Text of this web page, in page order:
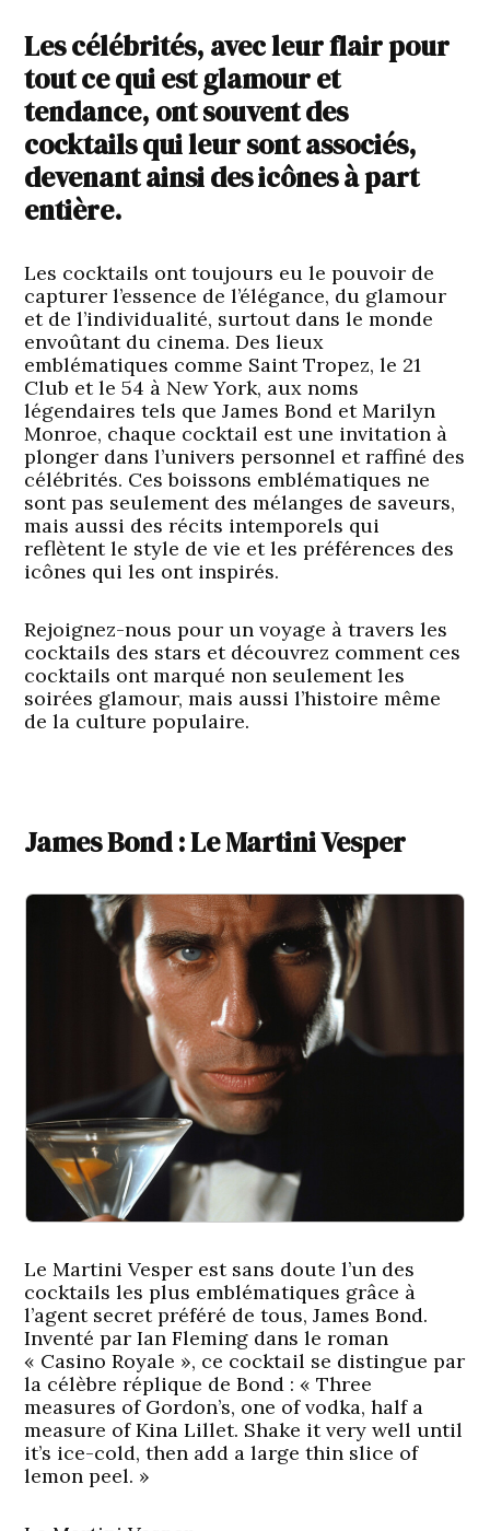
Les célébrités, avec leur flair pour
tout ce qui est glamour et
tendance, ont souvent des
cocktails qui leur sont associés,
devenant ainsi des icônes à part
entière.
Les cocktails ont toujours eu le pouvoir de
capturer l’essence de l’élégance, du glamour
et de l’individualité, surtout dans le monde
envoûtant du cinema. Des lieux
emblématiques comme Saint Tropez, le 21
Club et le 54 à New York, aux noms
légendaires tels que James Bond et Marilyn
Monroe, chaque cocktail est une invitation à
plonger dans l’univers personnel et raffiné des
célébrités. Ces boissons emblématiques ne
sont pas seulement des mélanges de saveurs,
mais aussi des récits intemporels qui
reflètent le style de vie et les préférences des
icônes qui les ont inspirés.
Rejoignez-nous pour un voyage à travers les
cocktails des stars et découvrez comment ces
cocktails ont marqué non seulement les
soirées glamour, mais aussi l’histoire même
de la culture populaire.
James Bond : Le Martini Vesper
Le Martini Vesper est sans doute l’un des
cocktails les plus emblématiques grâce à
l’agent secret préféré de tous, James Bond.
Inventé par Ian Fleming dans le roman
« Casino Royale », ce cocktail se distingue par
la célèbre réplique de Bond : « Three
measures of Gordon’s, one of vodka, half a
measure of Kina Lillet. Shake it very well until
it’s ice-cold, then add a large thin slice of
lemon peel. »